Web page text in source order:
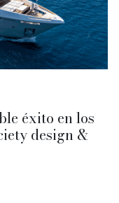
éxito en los
design &